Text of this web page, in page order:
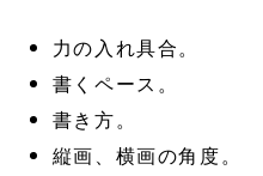
力の入れ具合。
書くペース。
書き方。
縦画、横画の角度。